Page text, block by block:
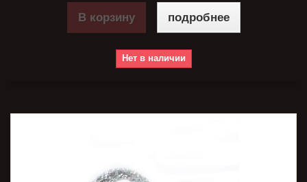
В корзину подробнее
Нет в наличии